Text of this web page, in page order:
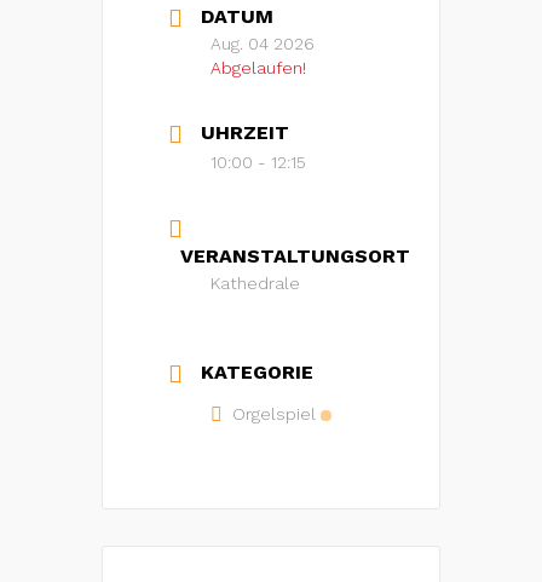
DATUM
Aug. 04 2026
Abgelaufen!
UHRZEIT
10:00 - 12:15
VERANSTALTUNGSORT
Kathedrale
KATEGORIE
Orgelspiel